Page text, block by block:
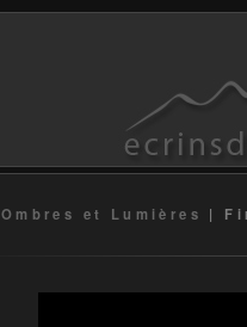
Ombres et Lumières |